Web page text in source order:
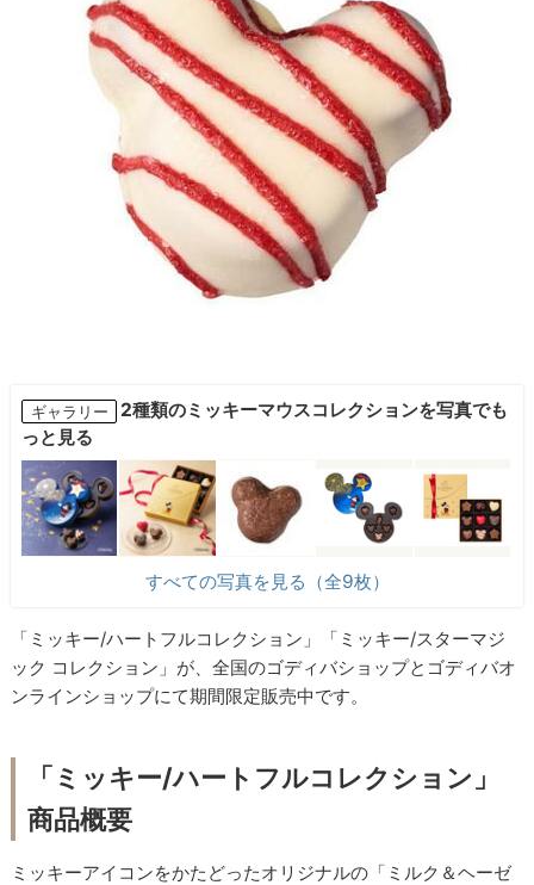
ギャラリー
2種類のミッキーマウスコレクションを写真でも
っと見る
すべての写真を見る（全9枚）
「ミッキー/ハートフルコレクション」「ミッキー/スターマジ
ック コレクション」が、全国のゴディバショップとゴディバオ
ンラインショップにて期間限定販売中です。
「ミッキー/ハートフルコレクション」
商品概要
ミッキーアイコンをかたどったオリジナルの「ミルク＆ヘーゼ